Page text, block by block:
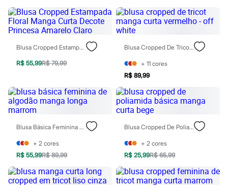
Stitch
Beleza
Kits
Perfumes árabes
Novidades
Cabelos
Condicionador
Shampoo
Tratamento
Cuidados com o corpo
Hidratante
Protetor solar
Cuidados com o rosto
Esfoliante
Protetor solar
Tônicos
Blusa Cropped Estampada Floral Manga Curta Decote Princesa Amarelo Claro
R$ 55,99R$ 79,99
Blusa Cropped De Tricot Manga Curta Vermelho - Off White
+ 11 cores
R$ 89,99
Blusa Básica Feminina De Algodão Manga Longa Marrom
+ 2 cores
R$ 55,99R$ 89,99
Blusa Cropped De Poliamida Básica Manga Curta Bege
+ 2 cores
R$ 25,99R$ 65,99